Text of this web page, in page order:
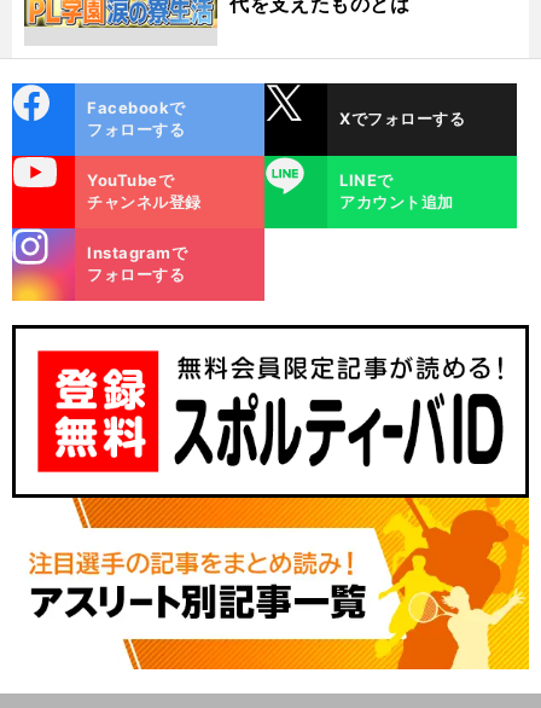
ok
Facebookで
フォローする
Xでフォローする
YouTubeで
チャンネル登録
LINE
LINEで
アカウント追加
m
Instagramで
フォローする